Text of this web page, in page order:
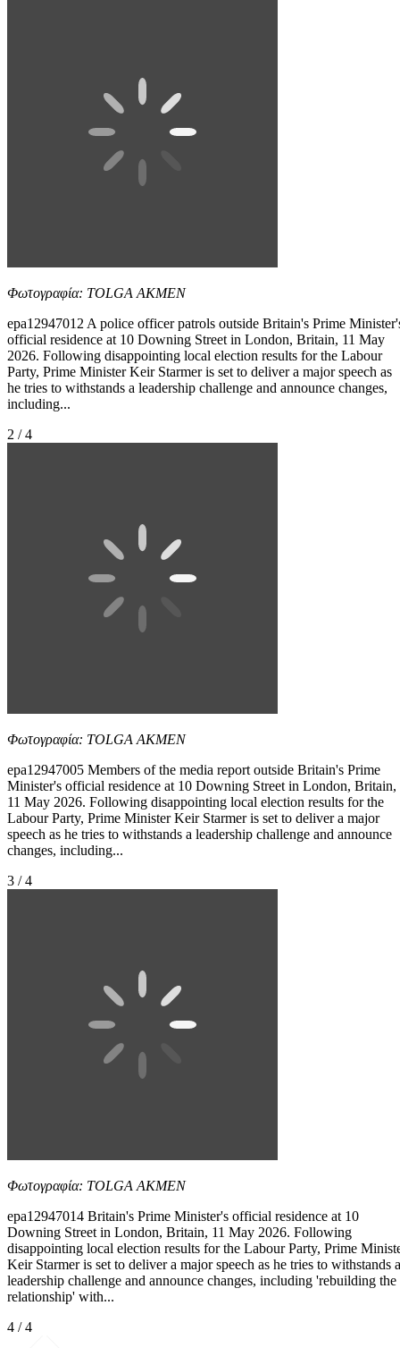
Φωτογραφία: TOLGA AKMEN
epa12947012 A police officer patrols outside Britain's Prime
official residence at 10 Downing Street in London, Britain, 11 May
2026. Following disappointing local election results for the Labour
Party, Prime Minister Keir Starmer is set to deliver a major speech as
he tries to withstands a leadership challenge and announce changes,
including...
2 / 4
Φωτογραφία: TOLGA AKMEN
epa12947005 Members of the media report outside Britain's Prime
Minister's official residence at 10 Downing Street in London, Britain,
11 May 2026. Following disappointing local election results for the
Labour Party, Prime Minister Keir Starmer is set to deliver a major
speech as he tries to withstands a leadership challenge and announce
changes, including...
3 / 4
Φωτογραφία: TOLGA AKMEN
epa12947014 Britain's Prime Minister's official residence at 10
Downing Street in London, Britain, 11 May 2026. Following
disappointing local election results for the Labour Party, Prime
Keir Starmer is set to deliver a major speech as he tries to withstands a
leadership challenge and announce changes, including 'rebuilding the
relationship' with...
4 / 4